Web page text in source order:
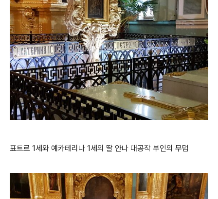
표트르 1세와 예카테리나 1세의 딸 안나 대공작 부인의 무덤